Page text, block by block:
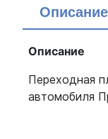
Описание
Описание
Переходная
автомобиля